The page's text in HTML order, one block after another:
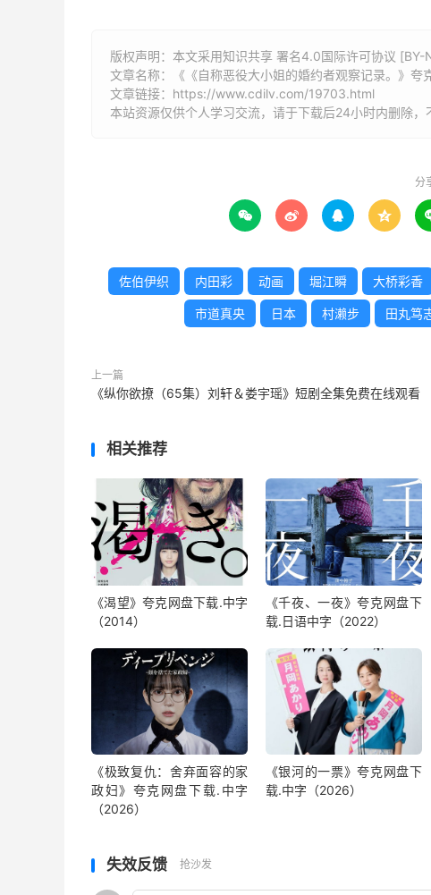
版权声明：本文采用知识共享 署名4.0国际许可协议 [BY-
文章名称：《《自称恶役大小姐的婚约者观察记录。》夸
文章链接： https://www.cdilv.com/19703.html
本站资源仅供个人学习交流，请于下载后24小时内删除，
分
   
佐伯伊织 内田彩 动画 堀江瞬 大桥彩香
市道真央 日本 村濑步 田丸笃
上一篇
《纵你欲撩（65集）刘轩＆娄宇瑶》短剧全集免费在线观看
相关推荐
《渴望》夸克网盘下载.中字
（2014）
《千夜、一夜》夸克网盘下
载.日语中字（2022）
《极致复仇：舍弃面容的家
政妇》夸克网盘下载.中字
（2026）
《银河的一票》夸克网盘下
载.中字（2026）
失效反馈 抢沙发